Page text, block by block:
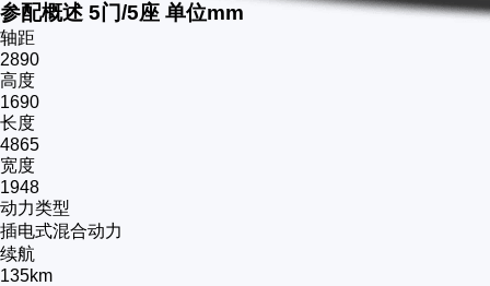
参配概述 5门/5座 单位mm
轴距
2890
高度
1690
长度
4865
宽度
1948
动力类型
插电式混合动力
续航
135km